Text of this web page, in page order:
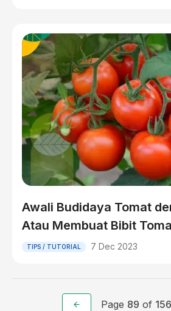
Awali Budidaya Tomat
Atau Membuat Bibit
TIPS / TUTORIAL 7 Dec 2023
Page 89 of 156